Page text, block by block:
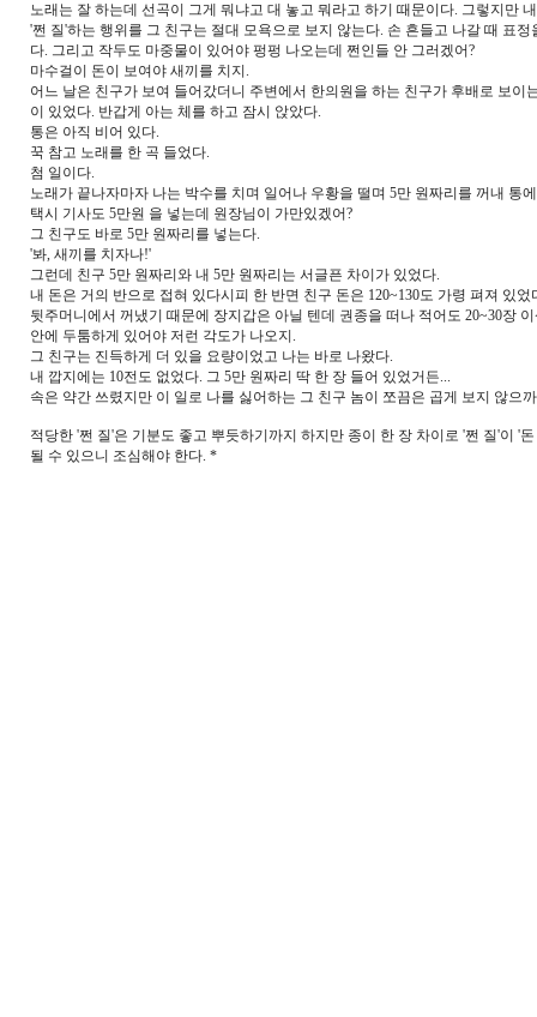
노래는 잘 하는데 선곡이 그게 뭐냐고 대 놓고 뭐라고 하기 때문이다. 그렇지만
'쩐 질'하는 행위를 그 친구는 절대 모욕으로 보지 않는다. 손 흔들고 나갈 때 표정
다. 그리고 작두도 마중물이 있어야 펑펑 나오는데 쩐인들 안 그러겠어?
마수걸이 돈이 보여야 새끼를 치지.
어느 날은 친구가 보여 들어갔더니 주변에서 한의원을 하는 친구가 후배로 보이
이 있었다. 반갑게 아는 체를 하고 잠시 앉았다.
통은 아직 비어 있다.
꾹 참고 노래를 한 곡 들었다.
첨 일이다.
노래가 끝나자마자 나는 박수를 치며 일어나 우황을 떨며 5만 원짜리를 꺼내 통
택시 기사도 5만원 을 넣는데 원장님이 가만있겠어?
그 친구도 바로 5만 원짜리를 넣는다.
'봐, 새끼를 치자나!'
그런데 친구 5만 원짜리와 내 5만 원짜리는 서글픈 차이가 있었다.
내 돈은 거의 반으로 접혀 있다시피 한 반면 친구 돈은 120~130도 가령 펴져 있
뒷주머니에서 꺼냈기 때문에 장지갑은 아닐 텐데 권종을 떠나 적어도 20~30장
안에 두툼하게 있어야 저런 각도가 나오지.
그 친구는 진득하게 더 있을 요량이었고 나는 바로 나왔다.
내 깝지에는 10전도 없었다. 그 5만 원짜리 딱 한 장 들어 있었거든...
속은 약간 쓰렸지만 이 일로 나를 싫어하는 그 친구 놈이 쪼끔은 곱게 보지 않으
적당한 '쩐 질'은 기분도 좋고 뿌듯하기까지 하지만 종이 한 장 차이로 '쩐 질'이 '
될 수 있으니 조심해야 한다. *